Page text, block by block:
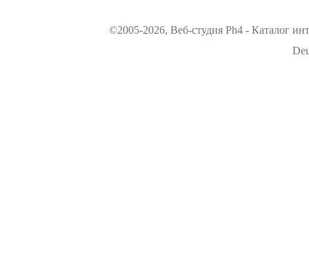
©2005-2026, Веб-студия Ph4 - Каталог